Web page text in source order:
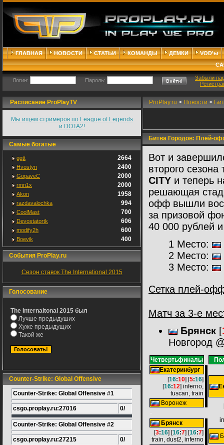
ГЛАВНАЯ НОВОСТИ СТАТЬИ КОМАНДЫ ДЕМКИ
VOD'ы
Логин: Пароль:
Забыли
Расписание ProPlayTV
Мы ищем стримеров по League of Legends
и DOTA2!
Самые богатые
ggtt 2664
Hvostyn 2400
GopaveC 2000
rmn1x 2000
Akon 1958
razdavalochka 994
CoolMast 700
Devostatortk 606
modify2h 600
Boevik 400
События ProPlay.ru
Сезон ставок The International 2015
Голосование
The Internaitonal 2015 был
Лучше предыдуших
Хуже предыдущих
Такой же
Counter-Strike: Global Offensive
Counter-Strike: Global Offensive #1
csgo.proplay.ru:27016 0/
Counter-Strike: Global Offensive #2
csgo.proplay.ru:27215 0/
ProPlay.ru > Новости >
Битва Городов: Плей-
Вот и
второго
CITY и теперь
решающая
офф вышли
за призовой
40 000 рублей
1 Место:
2 Место:
3 Место:
Сетка плей-
Матч за 3-е
Брянск [
Новгород
Четвертьфиналы
Екатеринбург
[16:10] [5:16]
[16:12] inferno,
tuscan, train
Воронеж
-
Брянск
[3:16] [16:7] [16:7]
train, dust2, inferno